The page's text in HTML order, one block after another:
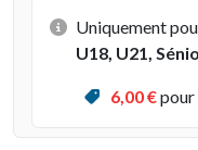
Uniquement
U18, U21,
6,00 €pour